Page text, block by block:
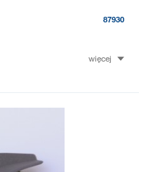
87930
więcej